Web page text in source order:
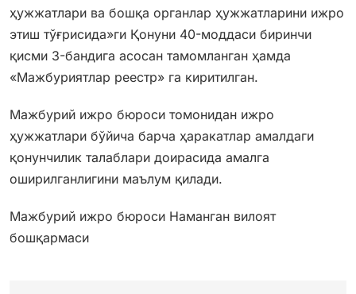
ҳужжатлари ва бошқа органлар ҳужжатларини ижро
этиш тўғрисида»ги Қонуни 40-моддаси биринчи
қисми 3-бандига асосан тамомланган ҳамда
«Мажбуриятлар реестр» га киритилган.
Мажбурий ижро бюроси томонидан ижро
ҳужжатлари бўйича барча ҳаракатлар амалдаги
қонунчилик талаблари доирасида амалга
оширилганлигини маълум қилади.
Мажбурий ижро бюроси Наманган вилоят
бошқармаси